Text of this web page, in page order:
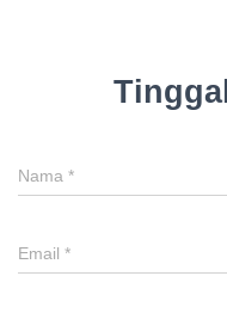
Nama *
Email *